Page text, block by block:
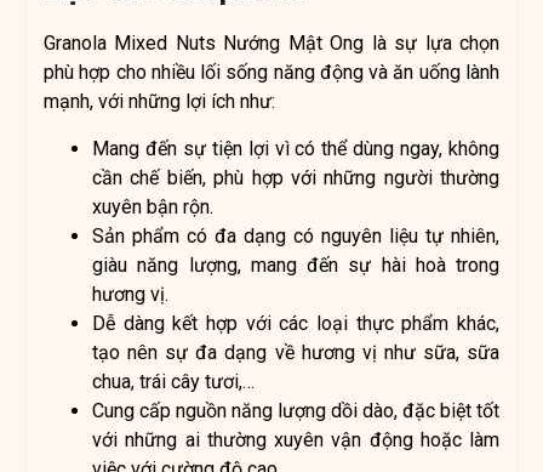
Granola Mixed Nuts Nướng Mật Ong là sự lựa chọn
phù hợp cho nhiều lối sống năng động và ăn uống lành
mạnh, với những lợi ích như:
Mang đến sự tiện lợi vì có thể dùng ngay, không
cần chế biến, phù hợp với những người thường
xuyên bận rộn.
Sản phẩm có đa dạng có nguyên liệu tự nhiên,
giàu năng lượng, mang đến sự hài hoà trong
hương vị.
Dễ dàng kết hợp với các loại thực phẩm khác,
tạo nên sự đa dạng về hương vị như sữa, sữa
chua, trái cây tươi,…
Cung cấp nguồn năng lượng dồi dào, đặc biệt tốt
với những ai thường xuyên vận động hoặc làm